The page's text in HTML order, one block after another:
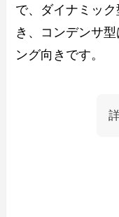
で、ダイナミッ
き、コンデンサ
ング向きです。